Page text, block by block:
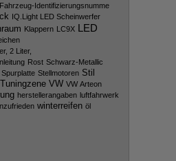
Fahrzeug-Identifizierungsnumme
IQ.Light LED Scheinwerfer
Klappern LC9X LED
2 Liter,
Rost Schwarz-Metallic
Spurplatte Stellmotoren Stil
Tuningzene VW VW Arteon
herstellerangaben luftfahrwerk
winterreifen öl